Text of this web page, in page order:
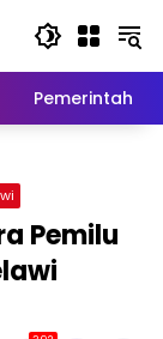
Pemerintah
Pemilu